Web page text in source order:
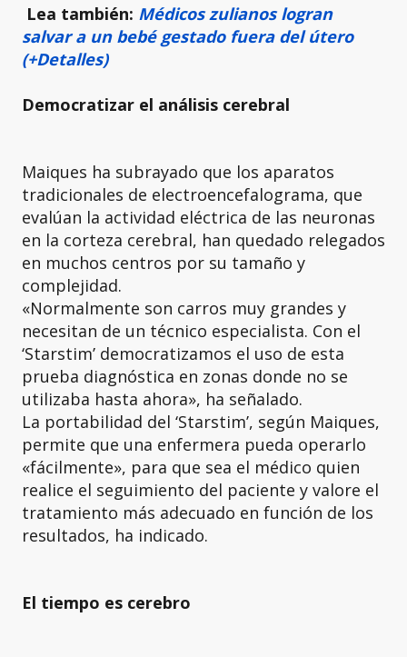
Lea también: Médicos zulianos logran
salvar a un bebé gestado fuera del útero
(+Detalles)
Democratizar el análisis cerebral
Maiques ha subrayado que los aparatos
tradicionales de electroencefalograma, que
evalúan la actividad eléctrica de las neuronas
en la corteza cerebral, han quedado relegados
en muchos centros por su tamaño y
complejidad.
«Normalmente son carros muy grandes y
necesitan de un técnico especialista. Con el
‘Starstim’ democratizamos el uso de esta
prueba diagnóstica en zonas donde no se
utilizaba hasta ahora», ha señalado.
La portabilidad del ‘Starstim’, según Maiques,
permite que una enfermera pueda operarlo
«fácilmente», para que sea el médico quien
realice el seguimiento del paciente y valore el
tratamiento más adecuado en función de los
resultados, ha indicado.
El tiempo es cerebro